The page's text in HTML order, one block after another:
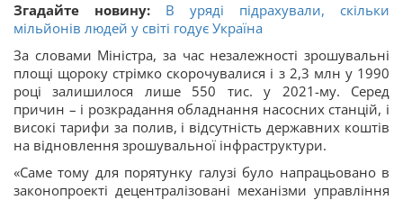
Згадайте новину:
В уряді підрахували, скільки
мільйонів людей у світі годує Україна
За словами Міністра, за час незалежності зрошувальні
площі щороку стрімко скорочувалися і з 2,3 млн у 1990
році залишилося лише 550 тис. у 2021-му. Серед
причин – і розкрадання обладнання насосних станцій, і
високі тарифи за полив, і відсутність державних коштів
на відновлення зрошувальної інфраструктури.
«Саме тому для порятунку галузі було напрацьовано в
законопроекті децентралізовані механізми управління